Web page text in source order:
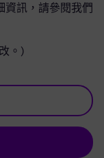
資訊，請參閱我們
。)